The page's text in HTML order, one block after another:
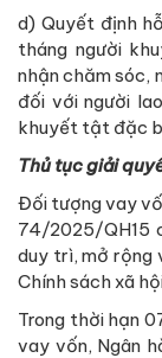
d) Quyết định
tháng người
nhận chăm sóc,
đối với người
khuyết tật đặc
Thủ tục giải
Đối tượng vay
74/2025/QH15
duy trì, mở rộng
Chính sách xã
Trong thời hạn
vay vốn, Ngân